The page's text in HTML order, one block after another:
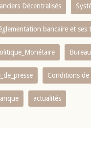
Décentralisés
bancaire et ses
Conditions de
actualités